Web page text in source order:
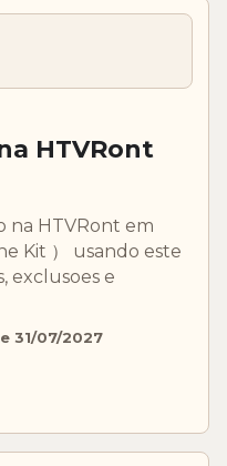
HTVRont
na HTVRont em
Kit ） usando este
exclusoes e
31/07/2027